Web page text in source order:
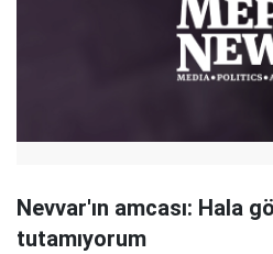
Nevvar'ın amcası: Hala
tutamıyorum